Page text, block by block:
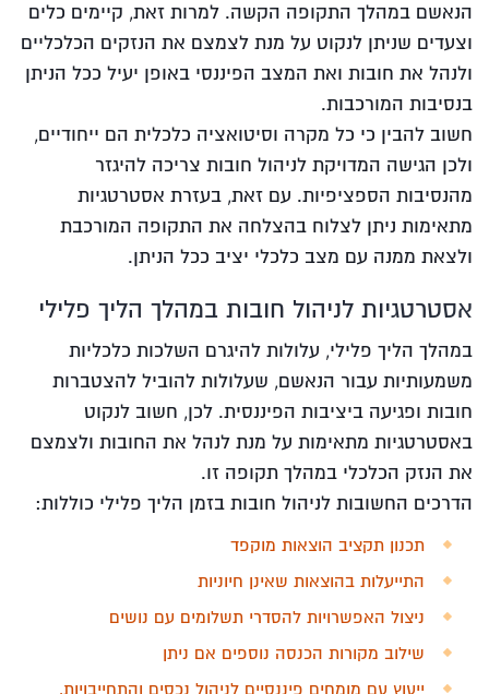
הנאשם במהלך התקופה הקשה. למרות זאת, קיימים כלים
וצעדים שניתן לנקוט על מנת לצמצם את הנזקים הכלכליים
ולנהל את חובות ואת המצב הפיננסי באופן יעיל ככל הניתן
בנסיבות המורכבות.
חשוב להבין כי כל מקרה וסיטואציה כלכלית הם ייחודיים,
ולכן הגישה המדויקת לניהול חובות צריכה להיגזר
מהנסיבות הספציפיות. עם זאת, בעזרת אסטרטגיות
מתאימות ניתן לצלוח בהצלחה את התקופה המורכבת
ולצאת ממנה עם מצב כלכלי יציב ככל הניתן.
אסטרטגיות לניהול חובות במהלך הליך פלילי
במהלך הליך פלילי, עלולות להיגרם השלכות כלכליות
משמעותיות עבור הנאשם, שעלולות להוביל להצטברות
חובות ופגיעה ביציבות הפיננסית. לכן, חשוב לנקוט
באסטרטגיות מתאימות על מנת לנהל את החובות ולצמצם
את הנזק הכלכלי במהלך תקופה זו.
הדרכים החשובות לניהול חובות בזמן הליך פלילי כוללות:
תכנון תקציב הוצאות מוקפד
התייעלות בהוצאות שאינן חיוניות
ניצול האפשרויות להסדרי תשלומים עם נושים
שילוב מקורות הכנסה נוספים אם ניתן